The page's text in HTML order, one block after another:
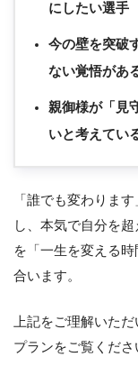
にしたい選手
今の壁を突破
ない覚悟があ
親御様が「見
いと考えてい
「誰でも変わりま
し、本気で自分を
を「一生を変える
合います。
上記をご理解いた
プランをご覧くださ